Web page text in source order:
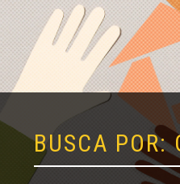
BUSCA POR: